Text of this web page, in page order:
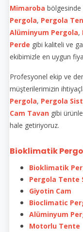
Mimaroba
Pergola, Pergola
Alüminyum Pergola,
Perde gibi kaliteli ve
ekibimizle en uygun
Profesyonel ekip ve
müşterilerimizin
Pergola, Pergola
Cam Tavan gibi
hale getiriyoruz.
Bioklimatik
Bioklimatik
Pergola Tente
Giyotin Cam
Bioclimatic
Alüminyum
Motorlu Tente